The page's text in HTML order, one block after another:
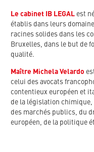
Le cabinet IB LEGAL est
établis dans leurs
racines solides dans les
Bruxelles, dans le but de
qualité.
Maître Michela Velardo
celui des avocats
contentieux européen et
de la législation chimique,
des marchés publics, du
européen, de la politique